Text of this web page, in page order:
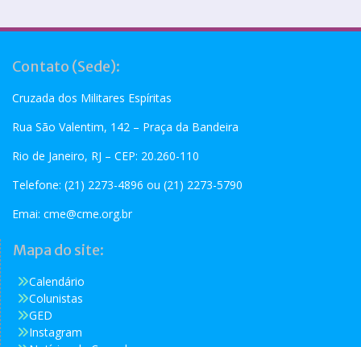
Contato (Sede):
Cruzada dos Militares Espíritas
Rua São Valentim, 142 – Praça da Bandeira
Rio de Janeiro, RJ – CEP: 20.260-110
Telefone: (21) 2273-4896 ou (21) 2273-5790
Emai: cme@cme.org.br
Mapa do site:
Calendário
Colunistas
GED
Instagram